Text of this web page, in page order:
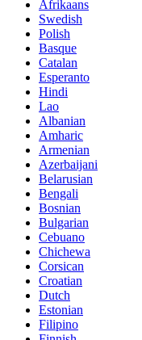
Afrikaans
Swedish
Polish
Basque
Catalan
Esperanto
Hindi
Lao
Albanian
Amharic
Armenian
Azerbaijani
Belarusian
Bengali
Bosnian
Bulgarian
Cebuano
Chichewa
Corsican
Croatian
Dutch
Estonian
Filipino